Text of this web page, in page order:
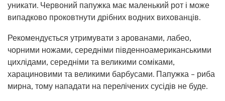
уникати. Червоний папужка має маленький рот і може
випадково проковтнути дрібних водних вихованців.
Рекомендується утримувати з арованами, лабео,
чорними ножами, середніми південноамериканськими
цихлідами, середніми та великими соміками,
харациновими та великими барбусами. Папужка – риба
мирна, тому нападати на перелічених сусідів не буде.